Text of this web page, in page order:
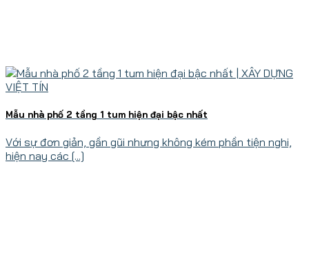
Mẫu nhà phố 2 tầng 1 tum hiện đại bậc nhất
Với sự đơn giản, gần gũi nhưng không kém phần tiện nghi,
hiện nay các [...]